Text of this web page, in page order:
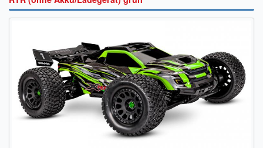
BL-Motor Finder
Räder Finder
Luftschrauben Finder
Sendungsverfolgung DHL
Sendungsverfolgung DPD